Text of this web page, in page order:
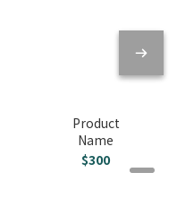
Product
Name
$300